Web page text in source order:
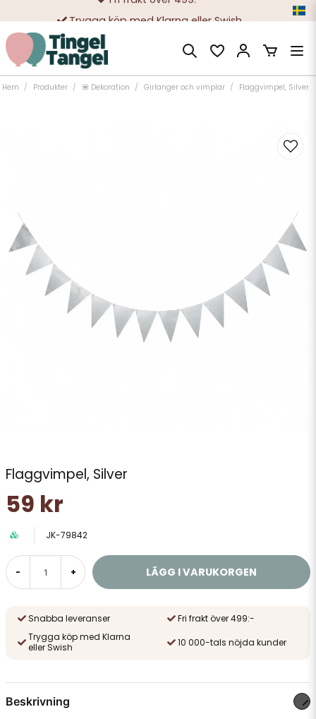
Trygga köp med Klarna eller Swish
10 000-tals nöjda kunder
Hem Produkter 💟 Dekoration Girlanger och vimplar Flaggvimpel, Silver
Flaggvimpel, Silver
59 kr
JK-79842
- + LÄGG I VARUKORGEN
Snabba leveranser
Fri frakt över 499:-
Trygga köp med Klarna
eller Swish
10 000-tals nöjda kunder
Beskrivning